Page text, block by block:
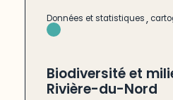
Données et statistiques,
Biodiversité et
Rivière-du-Nord